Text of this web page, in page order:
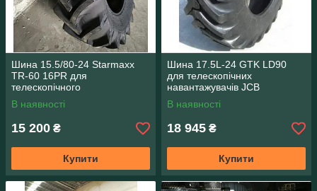
Шина 15.5/80-24 Starmaxx
TR-60 16PR для
телескопічного
навантажувача JCB
В наявності
15 200 ₴
Купити
Шина 17.5L-24 GTK LD90
для телескопічних
навантажувачів JCB
В наявності
18 945 ₴
Купити